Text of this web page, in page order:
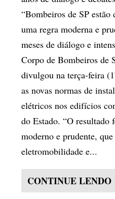
“Bombeiros de SP
uma regra moderna e
meses de diálogo e
Corpo de Bombeiros de
divulgou na terça-feira
as novas normas de
elétricos nos edifícios
do Estado. “O resultado
moderno e prudente,
eletromobilidade e...
CONTINUE LENDO